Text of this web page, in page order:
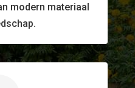
modern materiaal